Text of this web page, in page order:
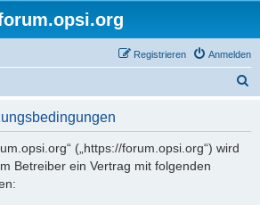
Anmelden
Registrieren
(„https://forum.opsi.org“) wird
Betreiber ein Vertrag mit folgenden